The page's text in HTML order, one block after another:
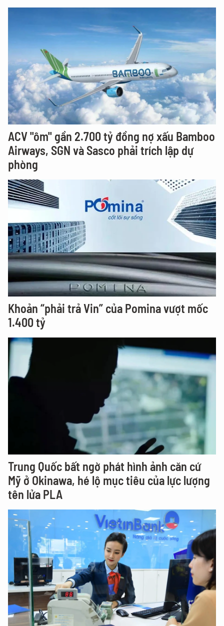
ACV "ôm" gần 2.700 tỷ đồng nợ xấu Bamboo
Airways, SGN và Sasco phải trích lập dự
phòng
Khoản “phải trả Vin” của Pomina vượt mốc
1.400 tỷ
Trung Quốc bất ngờ phát hình ảnh căn cứ
Mỹ ở Okinawa, hé lộ mục tiêu của lực lượng
tên lửa PLA